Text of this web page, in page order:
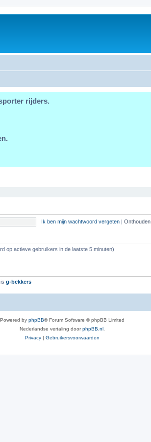
rijders.
Ik ben mijn wachtwoord vergeten | Onthouden
op actieve gebruikers in de laatste 5 minuten)
g-bekkers
Powered by phpBB® Forum Software © phpBB Limited
Nederlandse vertaling doorphpBB.nl
Privacy | Gebruikersvoorwaarden